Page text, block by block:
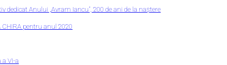
dedicat Anului „Avram Iancu”, 200 de ani de la naștere
CHIRA pentru anul 2020
VI-a